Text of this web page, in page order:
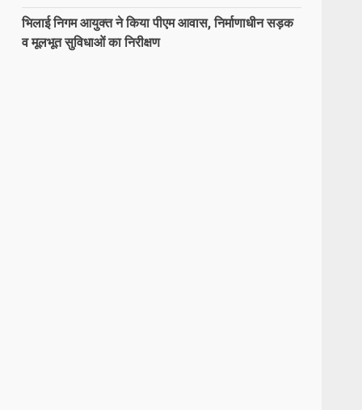
भिलाई निगम आयुक्त ने किया पीएम आवास, निर्माणाधीन सड़क
व मूलभूत सुविधाओं का निरीक्षण